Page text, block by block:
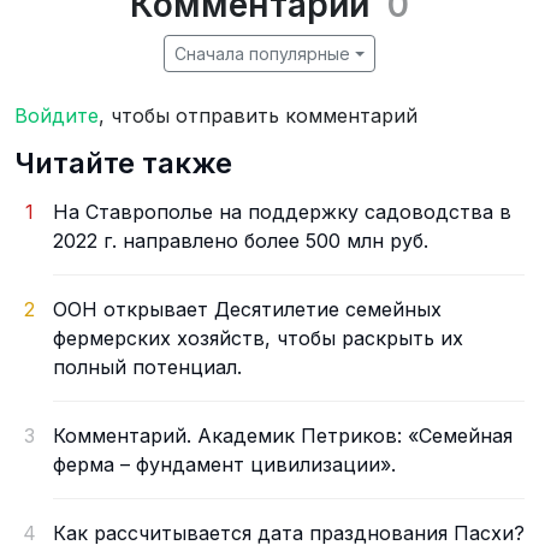
Сначала популярные
Войдите, чтобы отправить комментарий
Читайте также
1
На Ставрополье на поддержку садоводства в
2022 г. направлено более 500 млн руб.
2
ООН открывает Десятилетие семейных
фермерских хозяйств, чтобы раскрыть их
полный потенциал.
3
Комментарий. Академик Петриков: «Семейная
ферма – фундамент цивилизации».
4 Как рассчитывается дата празднования Пасхи?